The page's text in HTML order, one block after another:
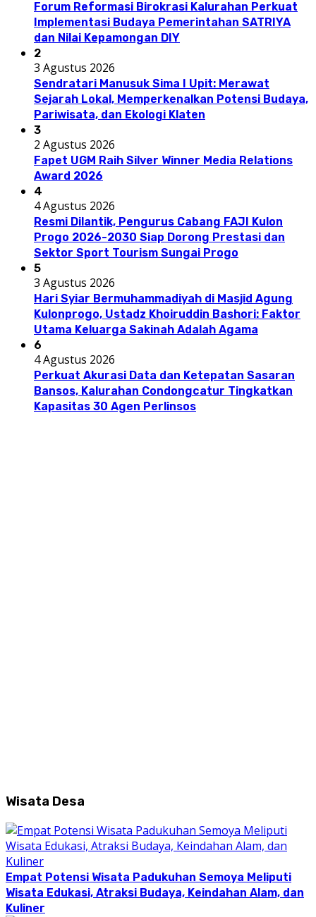
Forum Reformasi Birokrasi Kalurahan Perkuat
Implementasi Budaya Pemerintahan SATRIYA
dan Nilai Kepamongan DIY
2
3 Agustus 2026
Sendratari Manusuk Sima I Upit: Merawat
Sejarah Lokal, Memperkenalkan Potensi Budaya,
Pariwisata, dan Ekologi Klaten
3
2 Agustus 2026
Fapet UGM Raih Silver Winner Media Relations
Award 2026
4
4 Agustus 2026
Resmi Dilantik, Pengurus Cabang FAJI Kulon
Progo 2026-2030 Siap Dorong Prestasi dan
Sektor Sport Tourism Sungai Progo
5
3 Agustus 2026
Hari Syiar Bermuhammadiyah di Masjid Agung
Kulonprogo, Ustadz Khoiruddin Bashori: Faktor
Utama Keluarga Sakinah Adalah Agama
6
4 Agustus 2026
Perkuat Akurasi Data dan Ketepatan Sasaran
Bansos, Kalurahan Condongcatur Tingkatkan
Kapasitas 30 Agen Perlinsos
Wisata Desa
Empat Potensi Wisata Padukuhan Semoya Meliputi
Wisata Edukasi, Atraksi Budaya, Keindahan Alam, dan
Kuliner